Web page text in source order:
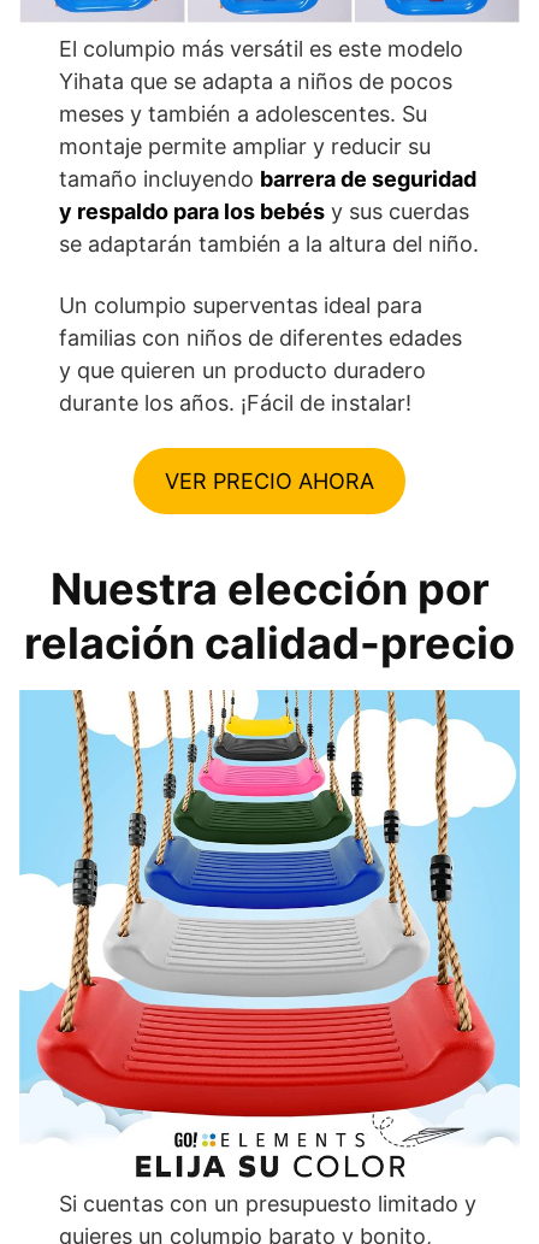
El columpio más versátil es este modelo
Yihata que se adapta a niños de pocos
meses y también a adolescentes. Su
montaje permite ampliar y reducir su
tamaño incluyendo barrera de seguridad
y respaldo para los bebés y sus cuerdas
se adaptarán también a la altura del niño.
Un columpio superventas ideal para
familias con niños de diferentes edades
y que quieren un producto duradero
durante los años. ¡Fácil de instalar!
VER PRECIO AHORA
Nuestra elección por
relación calidad-precio
Si cuentas con un presupuesto limitado y
quieres un columpio barato y bonito,